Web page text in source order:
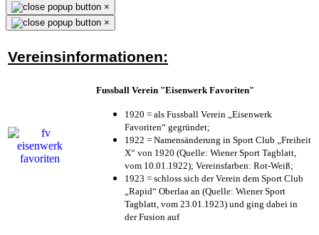
×
×
Vereinsinformationen:
Fussball Verein "Eisenwerk Favoriten"
1920 = als Fussball Verein „Eisenwerk
Favoriten“ gegründet;
1922 = Namensänderung in Sport Club „Freiheit
X“ von 1920 (Quelle: Wiener Sport Tagblatt,
vom 10.01.1922); Vereinsfarben: Rot-Weiß;
1923 = schloss sich der Verein dem Sport Club
„Rapid“ Oberlaa an (Quelle: Wiener Sport
Tagblatt, vom 23.01.1923) und ging dabei in
der Fusion auf